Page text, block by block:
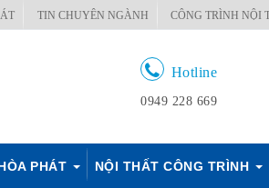
TIN CHUYÊN NGÀNH CÔNG TRÌNH NỘI
Hotline
0949 228 669
PHÁT NỘI THẤT CÔNG TRÌNH